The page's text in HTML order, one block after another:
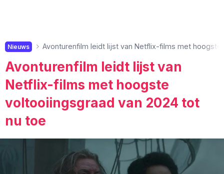
Nieuws Avonturenfilm leidt lijst van Netflix-films met
Avonturenfilm leidt lijst van
Netflix-films met hoogste
voltooiingsgraad van 2024 tot
nu toe